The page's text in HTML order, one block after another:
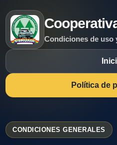
Condiciones de uso
Política de
CONDICIONES GENERALES